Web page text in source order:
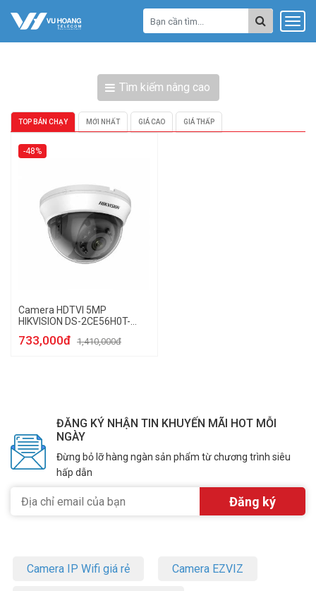
Tìm kiếm nâng cao
TOP BÁN CHẠY MỚI NHẤT GIÁ CAO GIÁ THẤP
-48%
Camera HDTVI 5MP
HIKVISION DS-2CE56H0T-
733,000đ 1,410,000đ
ĐĂNG KÝ NHẬN TIN KHUYẾN MÃI HOT MỖI
NGÀY
Đừng bỏ lỡ hàng ngàn sản phẩm từ chương trình siêu
hấp dẫn
Camera IP Wifi giá rẻ Camera EZVIZ